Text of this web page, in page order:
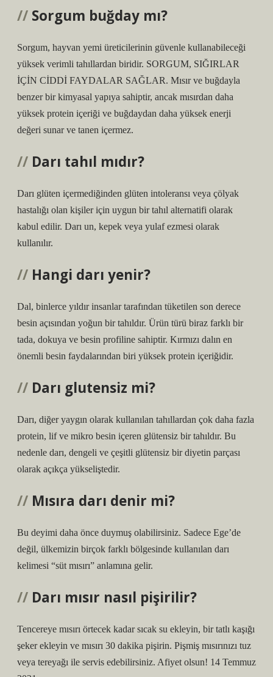
Sorgum buğday mı?
Sorgum, hayvan yemi üreticilerinin güvenle kullanabileceği
yüksek verimli tahıllardan biridir. SORGUM, SIĞIRLAR
İÇİN CİDDİ FAYDALAR SAĞLAR. Mısır ve buğdayla
benzer bir kimyasal yapıya sahiptir, ancak mısırdan daha
yüksek protein içeriği ve buğdaydan daha yüksek enerji
değeri sunar ve tanen içermez.
Darı tahıl mıdır?
Darı glüten içermediğinden glüten intoleransı veya çölyak
hastalığı olan kişiler için uygun bir tahıl alternatifi olarak
kabul edilir. Darı un, kepek veya yulaf ezmesi olarak
kullanılır.
Hangi darı yenir?
Dal, binlerce yıldır insanlar tarafından tüketilen son derece
besin açısından yoğun bir tahıldır. Ürün türü biraz farklı bir
tada, dokuya ve besin profiline sahiptir. Kırmızı dalın en
önemli besin faydalarından biri yüksek protein içeriğidir.
Darı glutensiz mi?
Darı, diğer yaygın olarak kullanılan tahıllardan çok daha fazla
protein, lif ve mikro besin içeren glütensiz bir tahıldır. Bu
nedenle darı, dengeli ve çeşitli glütensiz bir diyetin parçası
olarak açıkça yükseliştedir.
Mısıra darı denir mi?
Bu deyimi daha önce duymuş olabilirsiniz. Sadece Ege’de
değil, ülkemizin birçok farklı bölgesinde kullanılan darı
kelimesi “süt mısırı” anlamına gelir.
Darı mısır nasıl pişirilir?
Tencereye mısırı örtecek kadar sıcak su ekleyin, bir tatlı kaşığı
şeker ekleyin ve mısırı 30 dakika pişirin. Pişmiş mısırınızı tuz
veya tereyağı ile servis edebilirsiniz. Afiyet olsun! 14 Temmuz